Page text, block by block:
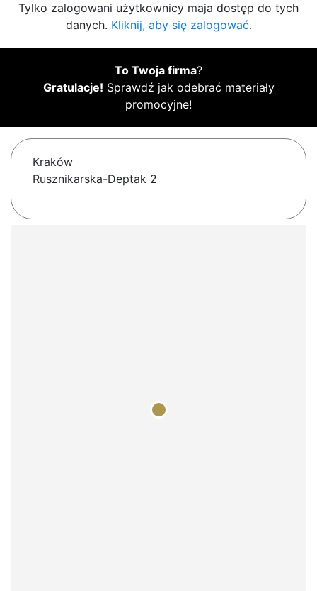
Tylko zalogowani użytkownicy maja dostęp do tych
danych. Kliknij, aby się zalogować.
To Twoja firma?
Gratulacje! Sprawdź jak odebrać materiały
promocyjne!
Kraków
Rusznikarska-Deptak 2